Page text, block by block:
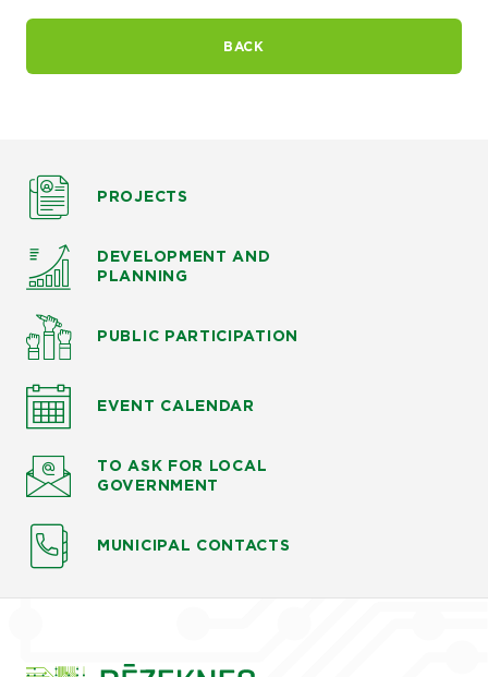
BACK
PROJECTS
DEVELOPMENT AND
PLANNING
PUBLIC PARTICIPATION
EVENT CALENDAR
TO ASK FOR LOCAL
GOVERNMENT
MUNICIPAL CONTACTS